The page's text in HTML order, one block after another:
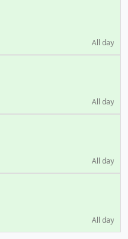
All day
All day
All day
All day